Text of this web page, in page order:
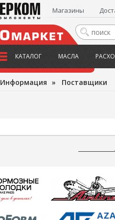
Магазины
КАТАЛОГ МАСЛА
Информация » Поставщики